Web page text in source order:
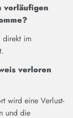
vorläufigen
direkt im
verloren
wird eine Verlust-
und die